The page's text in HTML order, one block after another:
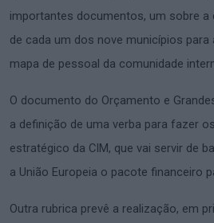
importantes documentos, um sobre
de cada um dos nove municípios
mapa de pessoal da comunidade
O documento do Orçamento e
a definição de uma verba para fazer
estratégico da CIM, que vai servir de
a União Europeia o pacote financeiro
Outra rubrica prevê a realização, em